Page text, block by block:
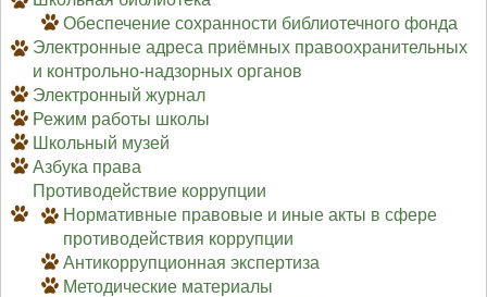
Обеспечение сохранности библиотечного фонда
Электронные адреса приёмных правоохранительных
и контрольно-надзорных органов
Электронный журнал
Режим работы школы
Школьный музей
Азбука права
Противодействие коррупции
Нормативные правовые и иные акты в сфере
противодействия коррупции
Антикоррупционная экспертиза
Методические материалы